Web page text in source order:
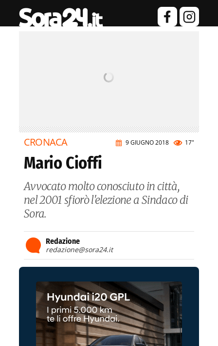
9 GIUGNO 2018 17"
CRONACA
Mario Cioffi
Avvocato molto conosciuto in città,
nel 2001 sfiorò l'elezione a Sindaco di
Sora.
Redazione
redazione@sora24.it